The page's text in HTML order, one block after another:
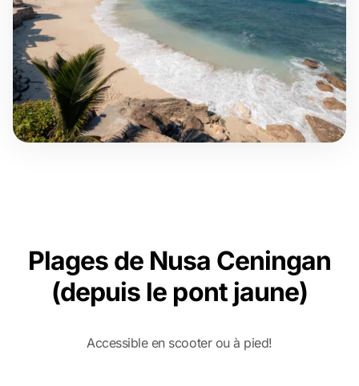
Plages de Nusa Ceningan
(depuis le pont jaune)
Accessible en scooter ou à pied!